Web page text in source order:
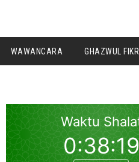
WAWANCARA GHAZWUL FIKRI
PANDANG SILATURRAHIM